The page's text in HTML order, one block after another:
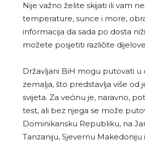
Nije važno želite skijati ili vam
temperature, sunce i more,
informacija da sada po dosta
možete posjetiti različite
Državljani BiH mogu putovati u
zemalja, što predstavlja više od
svijeta. Za većinu je, naravno,
test, ali bez njega se može
Dominikansku Republiku, na
Tanzaniju, Sjevernu Makedoniju